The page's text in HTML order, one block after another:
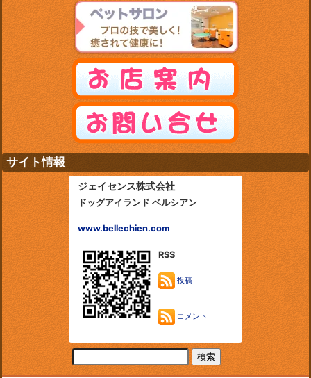
サイト情報
ジェイセンス株式会社
ドッグアイランド ベルシアン
www.bellechien.com
RSS
投稿
コメント